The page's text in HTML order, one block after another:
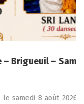
– Samedi 08
2026, à partir